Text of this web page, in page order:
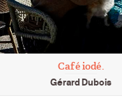
Café iodé.
Gérard Dubois